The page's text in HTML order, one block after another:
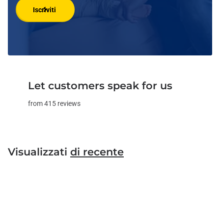
Iscriviti
Let customers speak for us
from 415 reviews
Visualizzati di recente